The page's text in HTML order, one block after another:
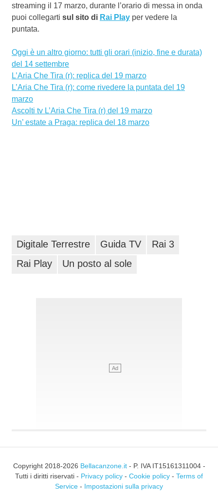
streaming il 17 marzo, durante l’orario di messa in onda
puoi collegarti sul sito di Rai Play per vedere la
puntata.
Oggi è un altro giorno: tutti gli orari (inizio, fine e durata)
del 14 settembre
L’Aria Che Tira (r): replica del 19 marzo
L’Aria Che Tira (r): come rivedere la puntata del 19
marzo
Ascolti tv L’Aria Che Tira (r) del 19 marzo
Un’ estate a Praga: replica del 18 marzo
Digitale Terrestre Guida TV
Rai 3
Rai Play
Un posto al sole
Copyright 2018-2026 Bellacanzone.it- P. IVA IT15161311004 -
Tutti i diritti riservati - Privacy policy - Cookie policy - Terms of
Service - Impostazioni sulla privacy